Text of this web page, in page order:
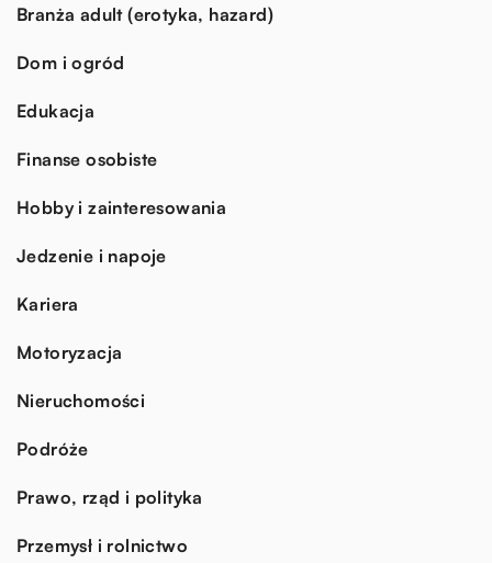
Branża adult (erotyka, hazard)
Dom i ogród
Edukacja
Finanse osobiste
Hobby i zainteresowania
Jedzenie i napoje
Kariera
Motoryzacja
Nieruchomości
Podróże
Prawo, rząd i polityka
Przemysł i rolnictwo